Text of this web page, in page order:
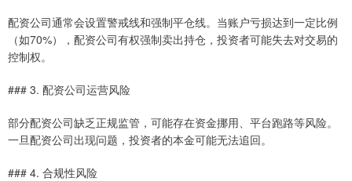
配资公司通常会设置警戒线和强制平仓线。当账户亏损达到一定比例
（如70%），配资公司有权强制卖出持仓，投资者可能失去对交易的
控制权。
### 3. 配资公司运营风险
部分配资公司缺乏正规监管，可能存在资金挪用、平台跑路等风险。
一旦配资公司出现问题，投资者的本金可能无法追回。
### 4. 合规性风险